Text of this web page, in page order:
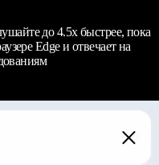
до 4.5x быстрее, пока
Edge и отвечает на